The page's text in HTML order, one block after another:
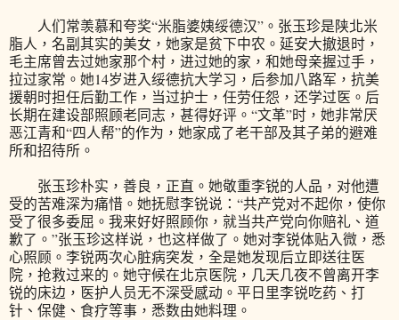
人们常羡慕和夸奖“米脂婆姨绥德汉”。张玉珍是陕北米
脂人，名副其实的美女，她家是贫下中农。延安大撤退时，
毛主席曾去过她家那个村，进过她的家，和她母亲握过手，
拉过家常。她14岁进入绥德抗大学习，后参加八路军，抗美
援朝时担任后勤工作，当过护士，任劳任怨，还学过医。后
长期在建设部照顾老同志，甚得好评。“文革”时，她非常厌
恶江青和“四人帮”的作为，她家成了老干部及其子弟的避难
所和招待所。
张玉珍朴实，善良，正直。她敬重李锐的人品，对他遭
受的苦难深为痛惜。她抚慰李锐说：“共产党对不起你，使你
受了很多委屈。我来好好照顾你，就当共产党向你赔礼、道
歉了。”张玉珍这样说，也这样做了。她对李锐体贴入微，悉
心照顾。李锐两次心脏病突发，全是她发现后立即送往医
院，抢救过来的。她守候在北京医院，几天几夜不曾离开李
锐的床边，医护人员无不深受感动。平日里李锐吃药、打
针、保健、食疗等事，悉数由她料理。